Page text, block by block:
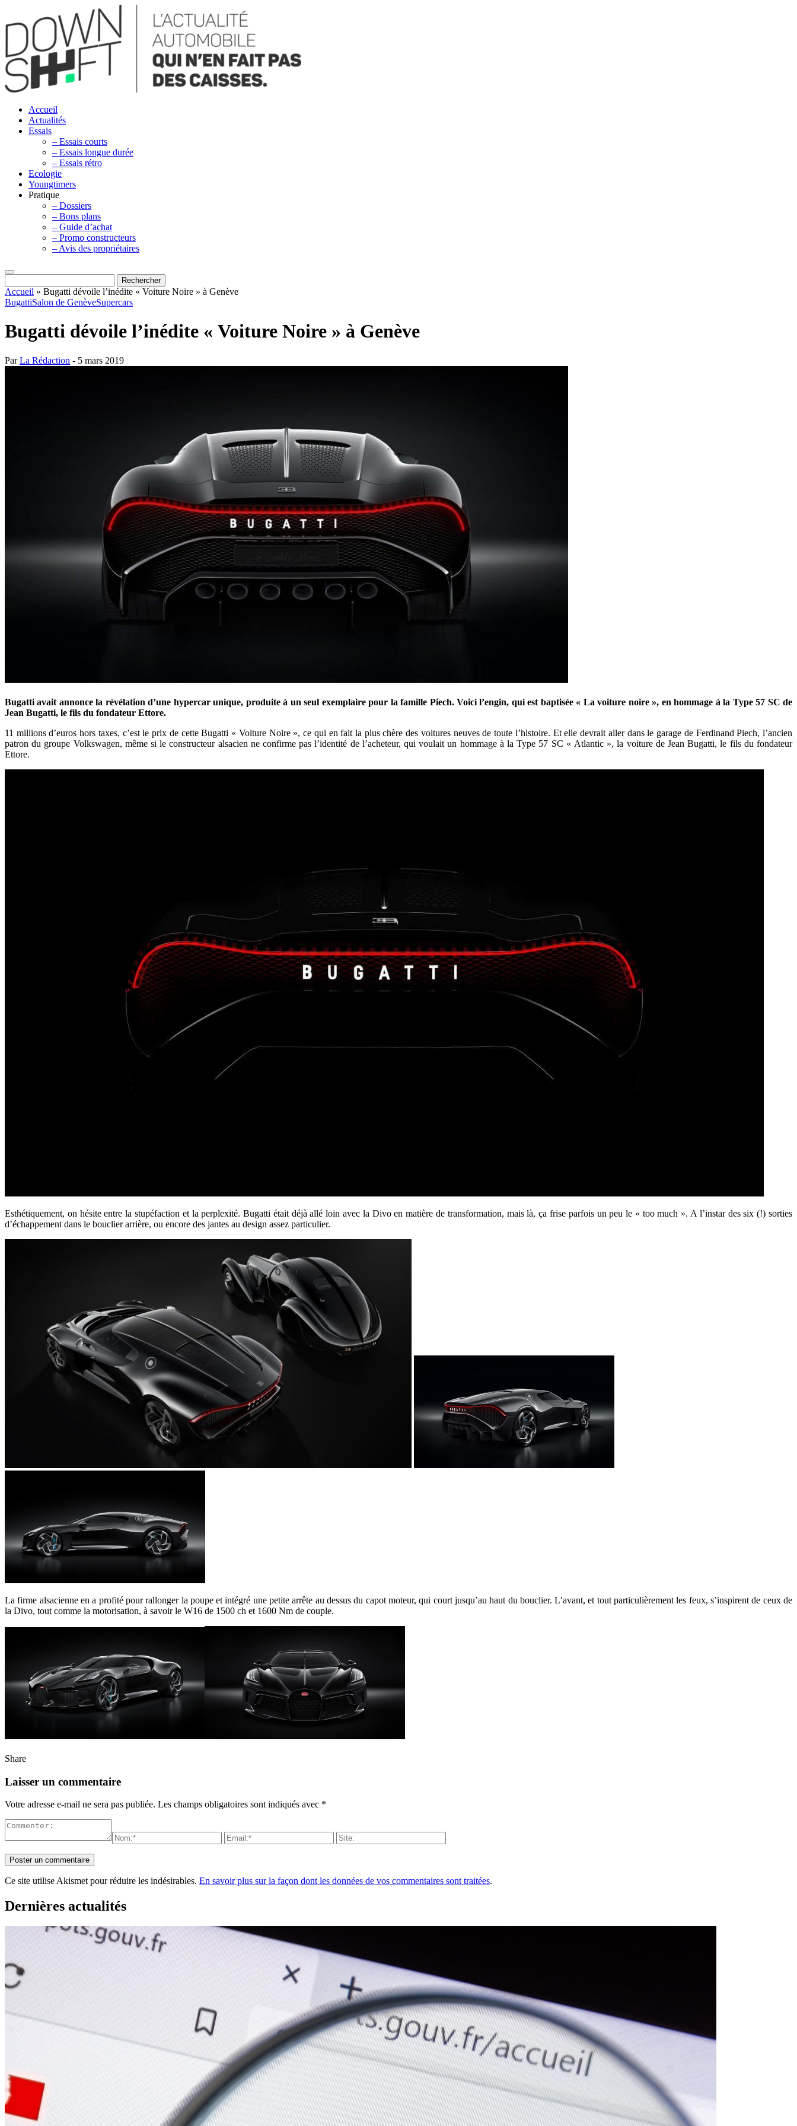
Accueil
Actualités
Essais
– Essais courts
– Essais longue durée
– Essais rétro
Ecologie
Youngtimers
Pratique
– Dossiers
– Bons plans
– Guide d’achat
– Promo constructeurs
– Avis des propriétaires
Accueil » Bugatti dévoile l’inédite « Voiture Noire » à Genève
BugattiSalon de GenèveSupercars
Bugatti dévoile l’inédite « Voiture Noire » à Genève
ParLa Rédaction - 5 mars 2019
Bugatti avait annonce la révélation d’une hypercar unique, produite à un seul exemplaire pour la famille Piech. Voici l’engin, qui est baptisée « La voiture noire », en hommage à la Type 57 SC de
Jean Bugatti, le fils du fondateur Ettore.
11 millions d’euros hors taxes, c’est le prix de cette Bugatti « Voiture Noire », ce qui en fait la plus chère des voitures neuves de toute l’histoire. Et elle devrait aller dans le garage de Ferdinand Piech, l’ancien
patron du groupe Volkswagen, même si le constructeur alsacien ne confirme pas l’identité de l’acheteur, qui voulait un hommage à la Type 57 SC « Atlantic », la voiture de Jean Bugatti, le fils du fondateur
Ettore.
Esthétiquement, on hésite entre la stupéfaction et la perplexité. Bugatti était déjà allé loin avec la Divo en matière de transformation, mais là, ça frise parfois un peu le « too much ». A l’instar des six (!) sorties
d’échappement dans le bouclier arrière, ou encore des jantes au design assez particulier.
La firme alsacienne en a profité pour rallonger la poupe et intégré une petite arrête au dessus du capot moteur, qui court jusqu’au haut du bouclier. L’avant, et tout particulièrement les feux, s’inspirent de ceux de
la Divo, tout comme la motorisation, à savoir le W16 de 1500 ch et 1600 Nm de couple.
Share
Laisser un commentaire
Votre adresse e-mail ne sera pas publiée. Les champs obligatoires sont indiqués avec *
Ce site utilise Akismet pour réduire les indésirables. En savoir plus sur la façon dont les données de vos commentaires sont traitées.
Dernières actualités